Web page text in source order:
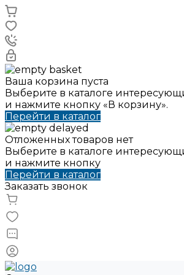
Ваша корзина пуста
Выберите в каталоге
и нажмите кнопку «В корзину».
Перейти в каталог
Отложенных товаров нет
Выберите в каталоге
и нажмите кнопку
Перейти в каталог
Заказать звонок